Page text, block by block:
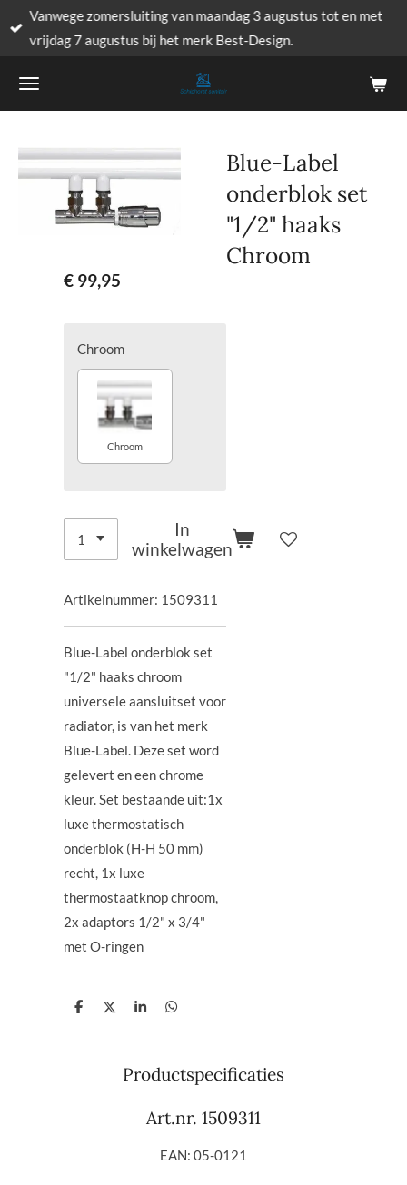
Ga
direct
de
Vanwege zomersluiting van maandag 3 augustus tot en met
vrijdag 7 augustus bij het merk Best-Design.
Blue-Label
onderblok set
"1/2" haaks
Chroom
€ 99,95
Chroom
Chroom
In
winkelwagen
Artikelnummer: 1509311
Blue-Label onderblok set
"1/2" haaks chroom
universele aansluitset voor
radiator, is van het merk
Blue-Label. Deze set word
gelevert en een chrome
kleur. Set bestaande uit:1x
luxe thermostatisch
onderblok (H-H 50 mm)
recht, 1x luxe
thermostaatknop chroom,
2x adaptors 1/2" x 3/4"
met O-ringen
D
D
S
D
Productspecificaties
Art.nr. 1509311
EAN: 05-0121